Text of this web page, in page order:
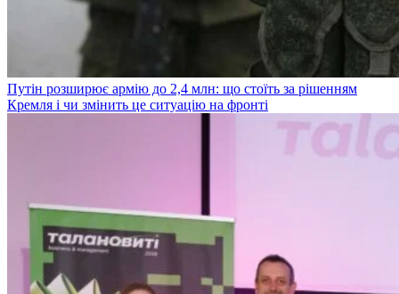
Путін розширює армію до 2,4 млн: що стоїть за рішенням
Кремля і чи змінить це ситуацію на фронті